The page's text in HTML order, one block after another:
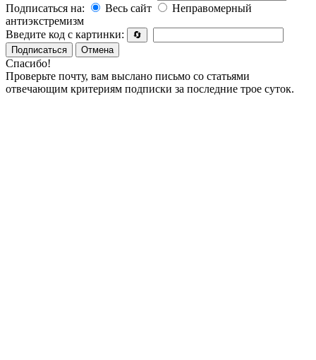
Подписаться на:
Весь сайт
Неправомерный
антиэкстремизм
Введите код с картинки:
🔄
Подписаться
Отмена
Спасибо!
Проверьте почту, вам выслано письмо со статьями
отвечающим критериям подписки за последние трое суток.